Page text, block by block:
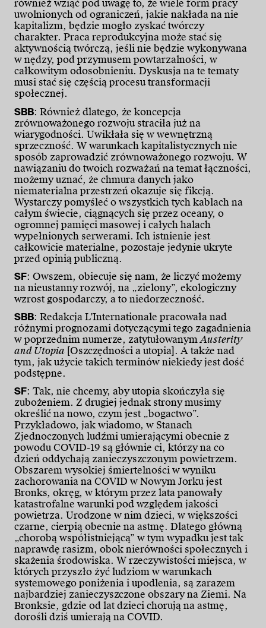
również wziąć pod uwagę to, że wiele form pracy
uwolnionych od ograniczeń, jakie nakłada na nie
kapitalizm, będzie mogło zyskać twórczy
charakter. Praca reprodukcyjna może stać się
aktywnością twórczą, jeśli nie będzie wykonywana
w nędzy, pod przymusem powtarzalności, w
całkowitym odosobnieniu. Dyskusja na te tematy
musi stać się częścią procesu transformacji
społecznej.
SBB: Również dlatego, że koncepcja
zrównoważonego rozwoju straciła już na
wiarygodności. Uwikłała się w wewnętrzną
sprzeczność. W warunkach kapitalistycznych nie
sposób zaprowadzić zrównoważonego rozwoju. W
nawiązaniu do twoich rozważań na temat łączności,
możemy uznać, że chmura danych jako
niematerialna przestrzeń okazuje się fikcją.
Wystarczy pomyśleć o wszystkich tych kablach na
całym świecie, ciągnących się przez oceany, o
ogromnej pamięci masowej i całych halach
wypełnionych serwerami. Ich istnienie jest
całkowicie materialne, pozostaje jedynie ukryte
przed opinią publiczną.
SF: Owszem, obiecuje się nam, że liczyć możemy
na nieustanny rozwój, na „zielony”, ekologiczny
wzrost gospodarczy, a to niedorzeczność.
SBB: Redakcja L'Internationale pracowała nad
różnymi prognozami dotyczącymi tego zagadnienia
w poprzednim numerze, zatytułowanymAusterity
and Utopia [Oszczędności a utopia]. A także nad
tym, jak użycie takich terminów niekiedy jest dość
podstępne.
SF: Tak, nie chcemy, aby utopia skończyła się
zubożeniem. Z drugiej jednak strony musimy
określić na nowo, czym jest „bogactwo”.
Przykładowo, jak wiadomo, w Stanach
Zjednoczonych ludźmi umierającymi obecnie z
powodu COVID-19 są głównie ci, którzy na co
dzień oddychają zanieczyszczonym powietrzem.
Obszarem wysokiej śmiertelności w wyniku
zachorowania na COVID w Nowym Jorku jest
Bronks, okręg, w którym przez lata panowały
katastrofalne warunki pod względem jakości
powietrza. Urodzone w nim dzieci, w większości
czarne, cierpią obecnie na astmę. Dlatego główną
„chorobą współistniejącą” w tym wypadku jest tak
naprawdę rasizm, obok nierówności społecznych i
skażenia środowiska. W rzeczywistości miejsca, w
których przyszło żyć ludziom w warunkach
systemowego poniżenia i upodlenia, są zarazem
najbardziej zanieczyszczone obszary na Ziemi. Na
Bronksie, gdzie od lat dzieci chorują na astmę,
dorośli dziś umierają na COVID.